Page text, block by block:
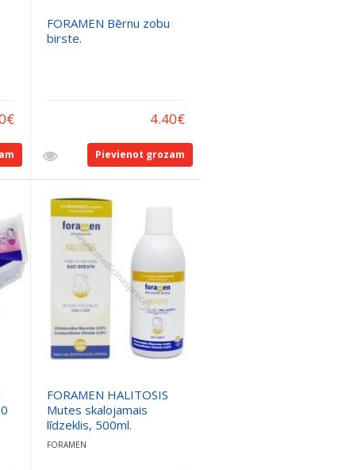
€
FORAMEN Bērnu zobu
birste.
4.40€
Pievienot grozam
FORAMEN HALITOSIS
Mutes skalojamais
līdzeklis, 500ml.
FORAMEN